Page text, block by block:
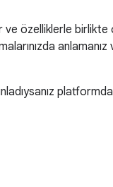
özelliklerle birlikte